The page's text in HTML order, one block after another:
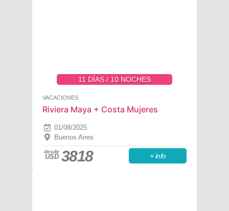
11 DÍAS / 10 NOCHES
VACACIONES
Riviera Maya + Costa Mujeres
01/08/2025
Buenos Aires
desde
USD 3818 + info